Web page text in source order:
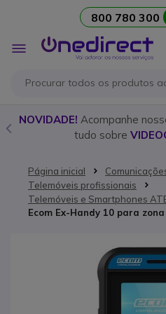
800 780 300
Alternar
Nav
NOVIDADE! Acompanhe
tudo sobre
Página inicial
Telemóveis profissionais
Telemóveis e Smartphones
Ecom Ex-Handy 10 para zona